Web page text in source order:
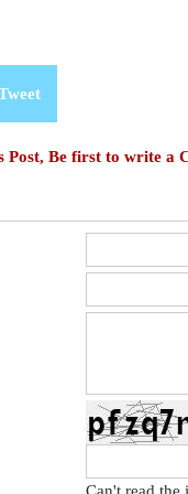
Post, Be first to write a